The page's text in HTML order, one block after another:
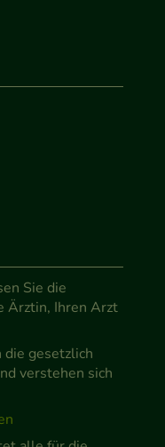
Sie die
Ärztin, Ihren Arzt
die gesetzlich
verstehen sich